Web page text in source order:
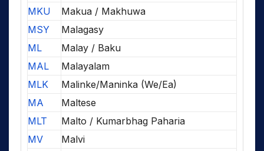
MKU
Makua / Makhuwa
MSY
Malagasy
ML
Malay / Baku
MAL
Malayalam
MLK
Malinke/Maninka (We/Ea)
MA
Maltese
MLT
Malto / Kumarbhag Paharia
MV
Malvi